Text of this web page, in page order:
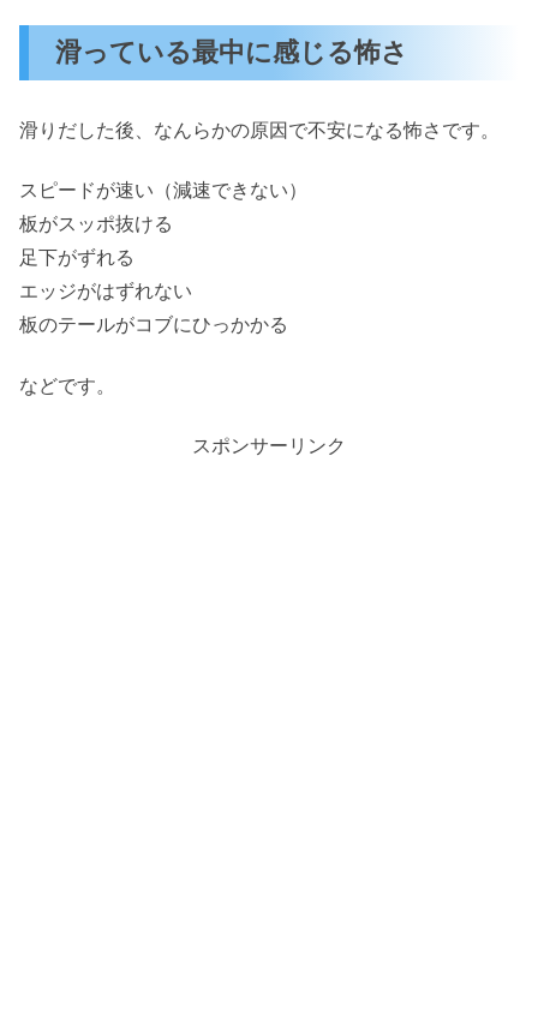
滑っている最中に感じる怖さ
滑りだした後、なんらかの原因で不安になる怖さです。
スピードが速い（減速できない）
板がスッポ抜ける
足下がずれる
エッジがはずれない
板のテールがコブにひっかかる
などです。
スポンサーリンク